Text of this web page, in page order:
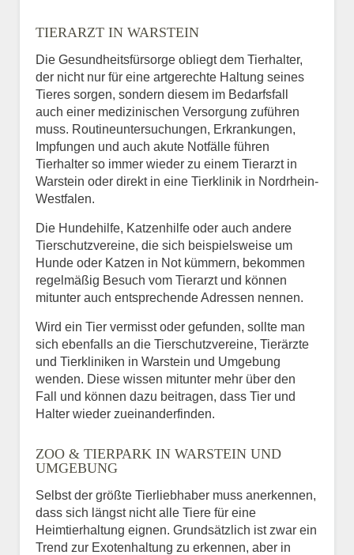
TIERARZT IN WARSTEIN
Die Gesundheitsfürsorge obliegt dem Tierhalter,
der nicht nur für eine artgerechte Haltung seines
Tieres sorgen, sondern diesem im Bedarfsfall
auch einer medizinischen Versorgung zuführen
muss. Routineuntersuchungen, Erkrankungen,
Impfungen und auch akute Notfälle führen
Tierhalter so immer wieder zu einem Tierarzt in
Warstein oder direkt in eine Tierklinik in Nordrhein-
Westfalen.
Die Hundehilfe, Katzenhilfe oder auch andere
Tierschutzvereine, die sich beispielsweise um
Hunde oder Katzen in Not kümmern, bekommen
regelmäßig Besuch vom Tierarzt und können
mitunter auch entsprechende Adressen nennen.
Wird ein Tier vermisst oder gefunden, sollte man
sich ebenfalls an die Tierschutzvereine, Tierärzte
und Tierkliniken in Warstein und Umgebung
wenden. Diese wissen mitunter mehr über den
Fall und können dazu beitragen, dass Tier und
Halter wieder zueinanderfinden.
ZOO & TIERPARK IN WARSTEIN UND
UMGEBUNG
Selbst der größte Tierliebhaber muss anerkennen,
dass sich längst nicht alle Tiere für eine
Heimtierhaltung eignen. Grundsätzlich ist zwar ein
Trend zur Exotenhaltung zu erkennen, aber in